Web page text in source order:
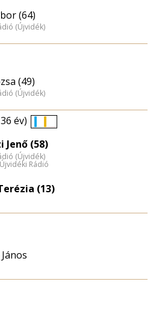
(64)
(Újvidék)
(49)
(Újvidék)
év)
eloszlás
nagyítása
Jenő (58)
(Újvidék)
Rádió
(13)